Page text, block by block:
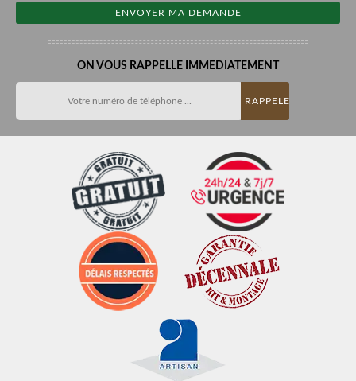
ON VOUS RAPPELLE IMMEDIATEMENT